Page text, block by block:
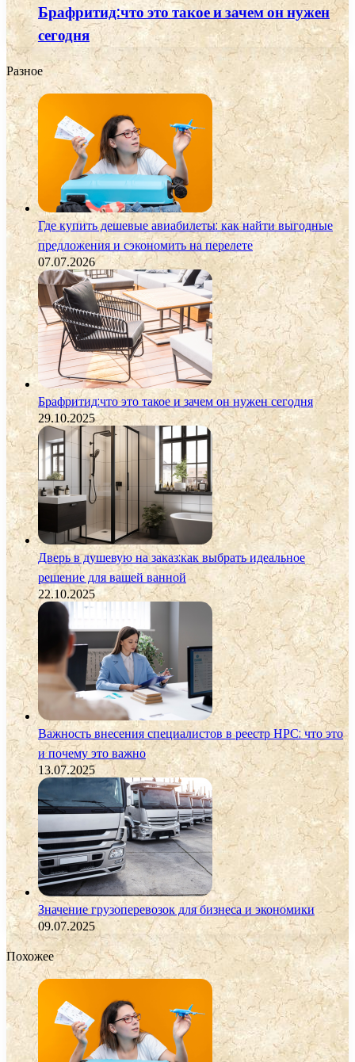
Брафритид:что это такое и зачем он нужен
сегодня
Разное
Где купить дешевые авиабилеты: как найти выгодные
предложения и сэкономить на перелете
07.07.2026
Брафритид:что это такое и зачем он нужен сегодня
29.10.2025
Дверь в душевую на заказ:как выбрать идеальное
решение для вашей ванной
22.10.2025
Важность внесения специалистов в реестр НРС: что это
и почему это важно
13.07.2025
Значение грузоперевозок для бизнеса и экономики
09.07.2025
Похожее